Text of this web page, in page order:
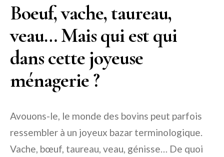
Boeuf, vache, taureau,
veau… Mais qui est qui
dans cette joyeuse
ménagerie ?
Avouons-le, le monde des bovins peut parfois
ressembler à un joyeux bazar terminologique.
Vache, bœuf, taureau, veau, génisse… De quoi